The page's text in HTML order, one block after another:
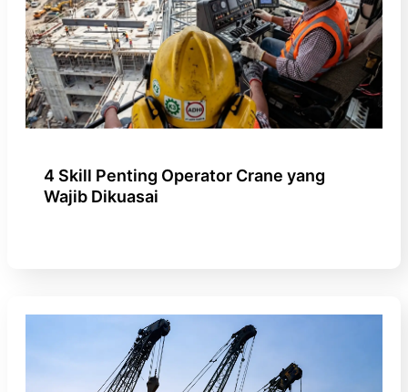
4 Skill Penting Operator Crane yang
Wajib Dikuasai